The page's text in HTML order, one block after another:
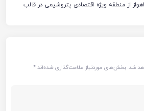
اهواز از منطقه ویژه اقتصادی پتروشیمی در قالب
شد. بخش‌های موردنیاز علامت‌گذاری شده‌اند*